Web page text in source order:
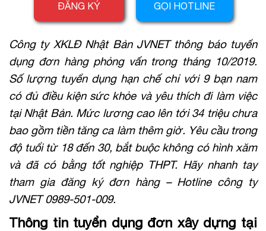
ĐĂNG KÝ GỌI HOTLINE
Công ty XKLĐ Nhật Bản JVNET thông báo tuyển
dụng đơn hàng phỏng vấn trong tháng 10/2019.
Số lượng tuyển dụng hạn chế chỉ với 9 bạn nam
có đủ điều kiện sức khỏe và yêu thích đi làm việc
tại Nhật Bản. Mức lương cao lên tới 34 triệu chưa
bao gồm tiền tăng ca làm thêm giờ. Yêu cầu trong
độ tuổi từ 18 đến 30, bắt buộc không có hình xăm
và đã có bằng tốt nghiệp THPT. Hãy nhanh tay
tham gia đăng ký đơn hàng – Hotline công ty
JVNET 0989-501-009.
Thông tin tuyển dụng đơn xây dựng tại